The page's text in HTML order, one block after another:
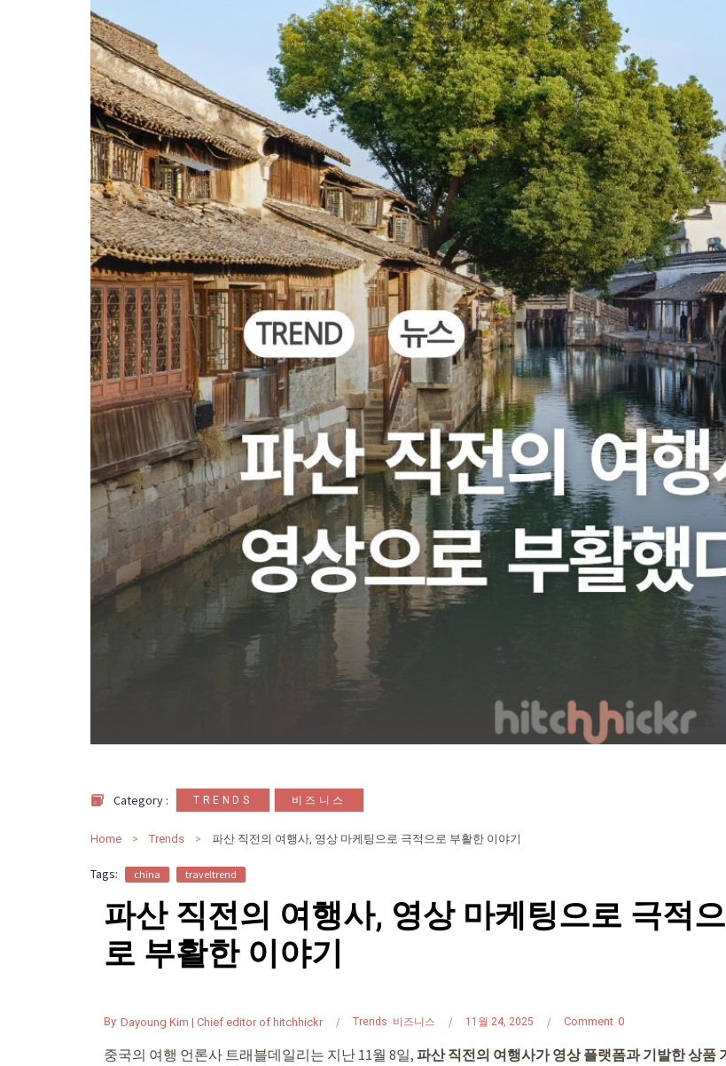
Category : TRENDS 비즈니스
Home Trends 파산 직전의 여행사, 영상 마케팅으로 극적으로 부활한 이야기
Tags: china traveltrend
파산 직전의 여행사, 영상 마케팅으로 극적으
로 부활한 이야기
By Dayoung Kim | Chief editor of hitchhickr Trends 비즈니스 11월 24, 2025 0
Comment
중국의 여행 언론사 트래블데일리는 지난 11월 8일, 파산 직전의 여행사가 영상 플랫폼과 기발한 상품